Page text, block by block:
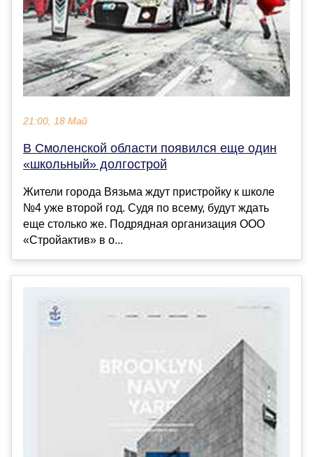
21:00, 18 Май
В Смоленской области появился еще один
«школьный» долгострой
Жители города Вязьма ждут пристройку к школе
№4 уже второй год. Судя по всему, будут ждать
еще столько же. Подрядная организация ООО
«Стройактив» в о...